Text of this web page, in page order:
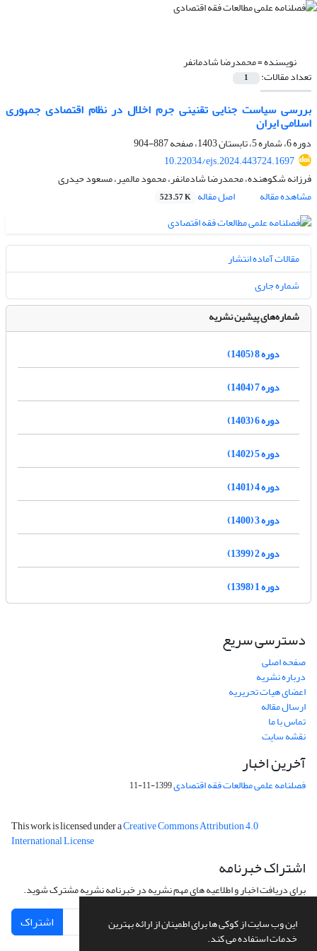
این وب سایت از کوکی ها برای اطمینان از ارائه بهترین
خدمات استفاده می کند.
نویسنده =محمدرضا شادمانفر
تعداد مقالات: 1
بررسی سیاست جنایی تقنینی جرم اخلال در نظام اقتصادی جمهوری
اسلامی ایران
دوره 6، شماره 5، تابستان 1403، صفحه
887-904
10.22034/ejs.2024.443724.1697
فرزانه شکوهنده، محمدرضا شادمانفر، محمود مالمیر، مسعود حیدری
مشاهده مقاله
اصل مقاله 523.57 K
مقالات آماده انتشار
شماره جاری
شماره‌های پیشین نشریه
دوره 8 (1405)
دوره 7 (1404)
دوره 6 (1403)
دوره 5 (1402)
دوره 4 (1401)
دوره 3 (1400)
دوره 2 (1399)
دوره 1 (1398)
دسترسی سریع
صفحه اصلی
درباره نشریه
اعضای هیات تحریریه
ارسال مقاله
تماس با ما
نقشه سایت
آخرین اخبار
فصلنامه علمی مطالعات فقه اقتصادی1399-11-11
This work is licensed under aCreative Commons Attribution 4.0
International License
اشتراک خبرنامه
برای دریافت اخبار و اطلاعیه های مهم نشریه در خبرنامه نشریه مشترک شوید.
اشتراک